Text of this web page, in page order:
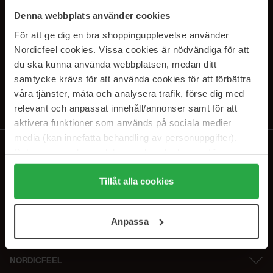
Denna webbplats använder cookies
För att ge dig en bra shoppingupplevelse använder
Nordicfeel cookies. Vissa cookies är nödvändiga för att
du ska kunna använda webbplatsen, medan ditt
samtycke krävs för att använda cookies för att förbättra
våra tjänster, mäta och analysera trafik, förse dig med
relevant och anpassat innehåll/annonser samt för att
aktivera funktioner som används på sociala medier
media (kan innefatta behandling av personuppgifter).
Genom att trycka på "Tillåt alla cookies" accepterar du
alla cookies, medan du under "Detaljer" kan anpassa
användningen av cookies. Du kan när som helst återkalla
samt vår Integritetspolicy.
Tillåt alla cookies
Anpassa
SUBSCRIBE TO OUR
NEWSLETTER
E-mail
Ved at abonnere accepterer du voresprivatlivspolitik. Afmeld til enhver
NORDICFEEL